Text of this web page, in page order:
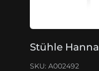
Stühle Hanna
SKU: A002492